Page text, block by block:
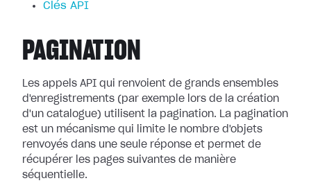
Clés API
PAGINATION
Les appels API qui renvoient de grands ensembles
d'enregistrements (par exemple lors de la création
d'un catalogue) utilisent la pagination. La pagination
est un mécanisme qui limite le nombre d'objets
renvoyés dans une seule réponse et permet de
récupérer les pages suivantes de manière
séquentielle.